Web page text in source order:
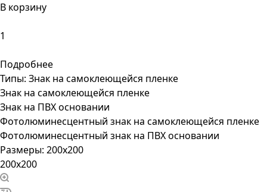
В корзину
Подробнее
Типы: Знак на самоклеющейся пленке
Знак на самоклеющейся пленке
Знак на ПВХ основании
Фотолюминесцентный знак на самоклеющейся пленке
Фотолюминесцентный знак на ПВХ основании
Размеры: 200x200
200x200